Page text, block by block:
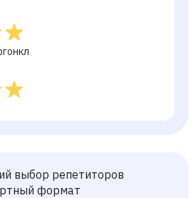
выбор репетиторов
формат